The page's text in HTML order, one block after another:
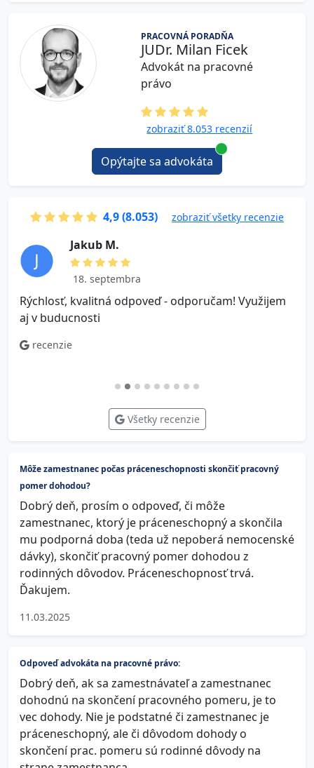
PRACOVNÁ PORADŇA
JUDr. Milan Ficek
Advokát na pracovné
právo
zobraziť 8.053 recenzií
Opýtajte sa advokáta
4,9 (8.053) zobraziť všetky recenzie
J a k u b M .
18. septembra
Rýchlosť, kvalitná odpoveď - odporučam! Využijem
aj v buducnosti
recenzie
Všetky recenzie
Môže zamestnanec počas práceneschopnosti skončiť pracovný
pomer dohodou?
Dobrý deň, prosím o odpoveď, či môže
zamestnanec, ktorý je práceneschopný a skončila
mu podporná doba (teda už nepoberá nemocenské
dávky), skončiť pracovný pomer dohodou z
rodinných dôvodov. Práceneschopnosť trvá.
Ďakujem.
11.03.2025
Odpoveď advokáta na pracovné právo:
Dobrý deň, ak sa zamestnávateľ a zamestnanec
dohodnú na skončení pracovného pomeru, je to
vec dohody. Nie je podstatné či zamestnanec je
práceneschopný, ale či dôvodom dohody o
skončení prac. pomeru sú rodinné dôvody na